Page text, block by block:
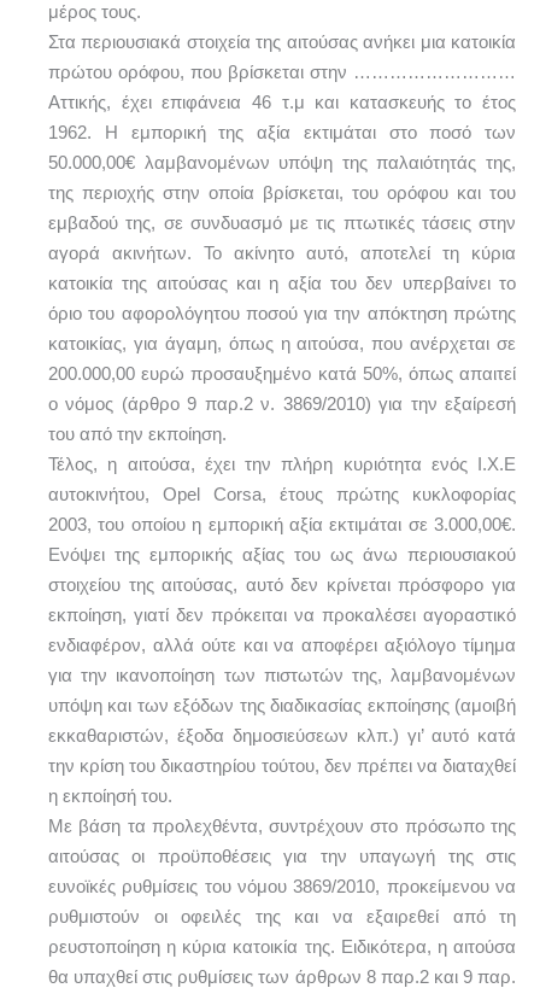
μέρος τους.
Στα περιουσιακά στοιχεία της αιτούσας ανήκει μια κατοικία
πρώτου ορόφου, που βρίσκεται στην ………………………
Αττικής, έχει επιφάνεια 46 τ.μ και κατασκευής το έτος
1962. Η εμπορική της αξία εκτιμάται στο ποσό των
50.000,00€ λαμβανομένων υπόψη της παλαιότητάς της,
της περιοχής στην οποία βρίσκεται, του ορόφου και του
εμβαδού της, σε συνδυασμό με τις πτωτικές τάσεις στην
αγορά ακινήτων. Το ακίνητο αυτό, αποτελεί τη κύρια
κατοικία της αιτούσας και η αξία του δεν υπερβαίνει το
όριο του αφορολόγητου ποσού για την απόκτηση πρώτης
κατοικίας, για άγαμη, όπως η αιτούσα, που ανέρχεται σε
200.000,00 ευρώ προσαυξημένο κατά 50%, όπως απαιτεί
ο νόμος (άρθρο 9 παρ.2 ν. 3869/2010) για την εξαίρεσή
του από την εκποίηση.
Τέλος, η αιτούσα, έχει την πλήρη κυριότητα ενός Ι.Χ.Ε
αυτοκινήτου, Opel Corsa, έτους πρώτης κυκλοφορίας
2003, του οποίου η εμπορική αξία εκτιμάται σε 3.000,00€.
Ενόψει της εμπορικής αξίας του ως άνω περιουσιακού
στοιχείου της αιτούσας, αυτό δεν κρίνεται πρόσφορο για
εκποίηση, γιατί δεν πρόκειται να προκαλέσει αγοραστικό
ενδιαφέρον, αλλά ούτε και να αποφέρει αξιόλογο τίμημα
για την ικανοποίηση των πιστωτών της, λαμβανομένων
υπόψη και των εξόδων της διαδικασίας εκποίησης (αμοιβή
εκκαθαριστών, έξοδα δημοσιεύσεων κλπ.) γι’ αυτό κατά
την κρίση του δικαστηρίου τούτου, δεν πρέπει να διαταχθεί
η εκποίησή του.
Με βάση τα προλεχθέντα, συντρέχουν στο πρόσωπο της
αιτούσας οι προϋποθέσεις για την υπαγωγή της στις
ευνοϊκές ρυθμίσεις του νόμου 3869/2010, προκείμενου να
ρυθμιστούν οι οφειλές της και να εξαιρεθεί από τη
ρευστοποίηση η κύρια κατοικία της. Ειδικότερα, η αιτούσα
θα υπαχθεί στις ρυθμίσεις των άρθρων 8 παρ.2 και 9 παρ.